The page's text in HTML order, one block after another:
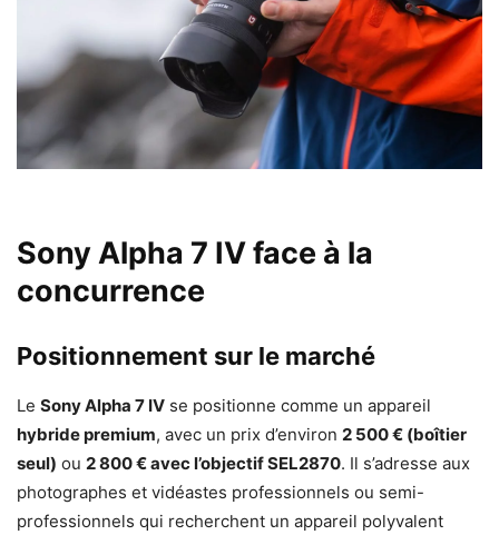
Sony Alpha 7 IV face à la
concurrence
Positionnement sur le marché
Le Sony Alpha 7 IV se positionne comme un appareil
hybride premium, avec un prix d’environ 2 500 € (boîtier
seul) ou 2 800 € avec l’objectif SEL2870. Il s’adresse aux
photographes et vidéastes professionnels ou semi-
professionnels qui recherchent un appareil polyvalent